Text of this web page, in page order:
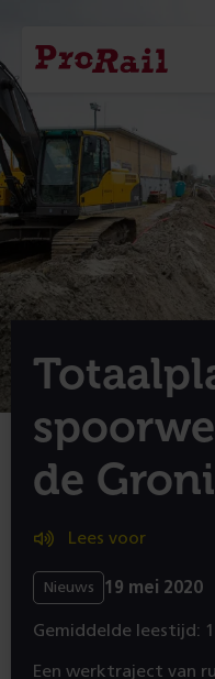
Navigatie
Homepage
de
Lees voor
Nieuws 19 mei 2020
Gemiddelde leestijd:
Een werktraject van